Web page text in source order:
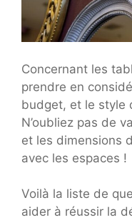
Concernant les
prendre en
budget, et le style
N’oubliez pas de
et les dimensions
avec les espaces !
Voilà la liste de
aider à réussir la